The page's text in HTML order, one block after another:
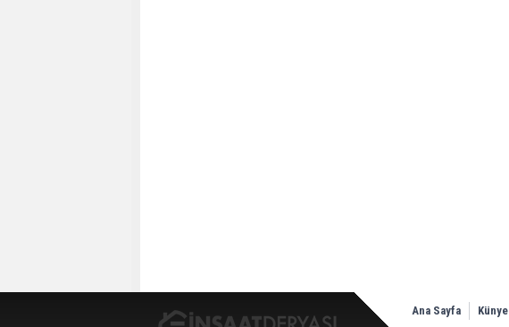
Ana Sayfa Künye